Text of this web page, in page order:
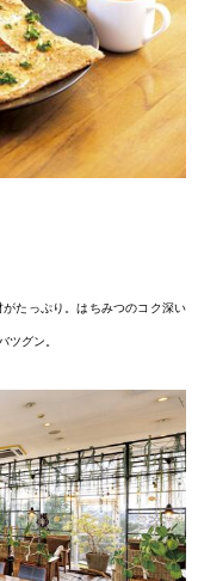
がたっぷり。はちみつのコク深い
ツグン。